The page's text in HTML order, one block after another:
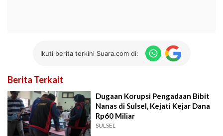
Ikuti berita terkini Suara.com di:
Berita Terkait
Dugaan Korupsi Pengadaan Bibit
Nanas di Sulsel, Kejati Kejar Dana
Rp60 Miliar
SULSEL